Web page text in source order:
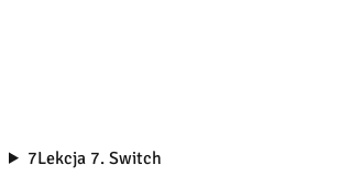
7Lekcja 7. Switch